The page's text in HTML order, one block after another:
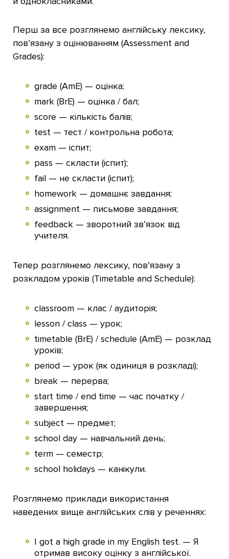
Перш за все розглянемо англійську лексику,
пов’язану з оцінюванням (Assessment and
Grades):
grade (AmE) — оцінка;
mark (BrE) — оцінка / бал;
score — кількість балів;
test — тест / контрольна робота;
exam — іспит;
pass — скласти (іспит);
fail — не скласти (іспит);
homework — домашнє завдання;
assignment — письмове завдання;
feedback — зворотний зв’язок від
учителя.
Тепер розглянемо лексику, пов’язану з
розкладом уроків (Timetable and Schedule):
classroom — клас / аудиторія;
lesson / class — урок;
timetable (BrE) / schedule (AmE) — розклад
уроків;
period — урок (як одиниця в розкладі);
break — перерва;
start time / end time — час початку /
завершення;
subject — предмет;
school day — навчальний день;
term — семестр;
school holidays — канікули.
Розглянемо приклади використання
наведених вище англійських слів у реченнях:
I got a high grade in my English test. — Я
отримав високу оцінку з англійської.